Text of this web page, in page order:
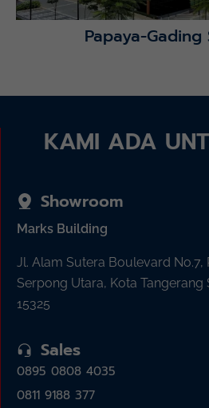
Papaya-Gading
KAMI ADA
Showroom
Marks Building
Jl. Alam Sutera Boulevard No.7,
Serpong Utara, Kota Tangerang
15325
Sales
0895 0808 4035
0811 9188 377